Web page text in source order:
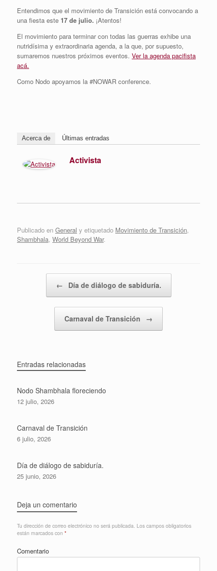
Entendimos que el movimiento de Transición está convocando a
una fiesta este 17 de julio. ¡Atentos!
El movimiento para terminar con todas las guerras exhibe una
nutridísima y extraordinaria agenda, a la que, por supuesto,
sumaremos nuestros próximos eventos. Ver la agenda pacifista
acá.
Como Nodo apoyamos la #NOWAR conference.
Acerca de Últimas entradas
Activista
Publicado en General y etiquetado Movimiento de Transición,
Shambhala, World Beyond War.
← Día de diálogo de sabiduría.
Carnaval de Transición →
Entradas relacionadas
Nodo Shambhala floreciendo
12 julio, 2026
Carnaval de Transición
6 julio, 2026
Día de diálogo de sabiduría.
25 junio, 2026
Deja un comentario
Tu dirección de correo electrónico no será publicada. Los campos obligatorios
están marcados con *
Comentario